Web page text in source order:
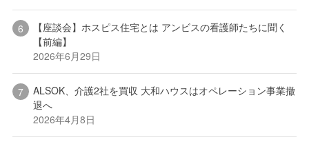
【座談会】ホスピス住宅とは アンビスの看護師たちに聞く
【前編】
2026年6月29日
ALSOK、介護2社を買収 大和ハウスはオペレーション事業撤
退へ
2026年4月8日